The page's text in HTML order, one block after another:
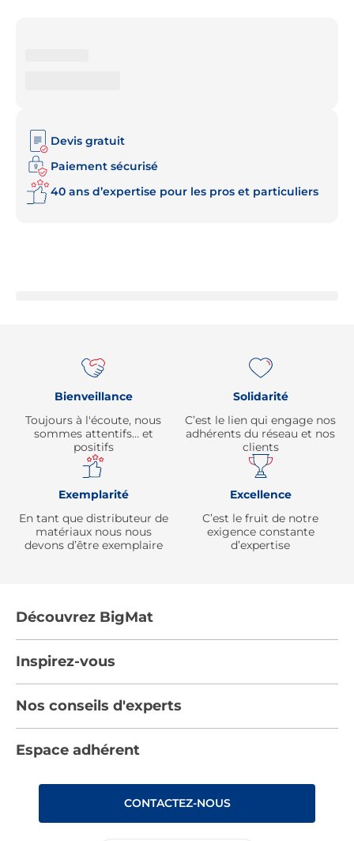
Devis gratuit
Paiement sécurisé
40 ans d’expertise pour les pros et particuliers
Bienveillance
Toujours à l'écoute, nous
sommes attentifs… et
positifs
Solidarité
C’est le lien qui engage nos
adhérents du réseau et nos
clients
Exemplarité
En tant que distributeur de
matériaux nous nous
devons d’être exemplaire
Excellence
C’est le fruit de notre
exigence constante
d’expertise
Découvrez BigMat
Devenez adhérent
Les Bâtisseurs du Sport
Déclaration d’accessibilité : non conforme
Inspirez-vous
Nos catalogues
Rencontres
Nos conseils d'experts
Espace adhérent
CONTACTEZ-NOUS